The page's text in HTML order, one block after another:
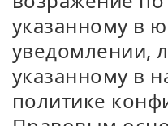
указанному в
уведомлении,
указанному в
политике